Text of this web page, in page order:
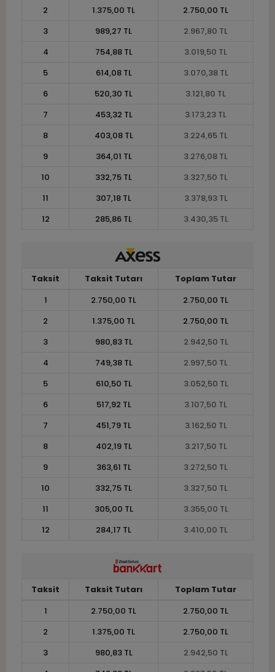
2 1.375,00 TL
2.750,00 TL
3
989,27 TL
2.967,80 TL
4
754,88 TL
3.019,50 TL
5
614,08 TL
3.070,38 TL
6
520,30 TL
3.121,80 TL
7
453,32 TL
3.173,23 TL
8
403,08 TL
3.224,65 TL
9
364,01 TL
3.276,08 TL
10
332,75 TL
3.327,50 TL
11
307,18 TL
3.378,93 TL
12
285,86 TL 3.430,35 TL
Taksit Taksit Tutarı
Toplam Tutar
1
2.750,00 TL
2.750,00 TL
2
1.375,00 TL
2.750,00 TL
3
980,83 TL
2.942,50 TL
4
749,38 TL
2.997,50 TL
5
610,50 TL
3.052,50 TL
6
517,92 TL
3.107,50 TL
7
451,79 TL
3.162,50 TL
8
402,19 TL
3.217,50 TL
9
363,61 TL
3.272,50 TL
10
332,75 TL
3.327,50 TL
11
305,00 TL
3.355,00 TL
12
284,17 TL 3.410,00 TL
Taksit Taksit Tutarı
Toplam Tutar
1
2.750,00 TL
2.750,00 TL
2
1.375,00 TL
2.750,00 TL
3
980,83 TL
2.942,50 TL